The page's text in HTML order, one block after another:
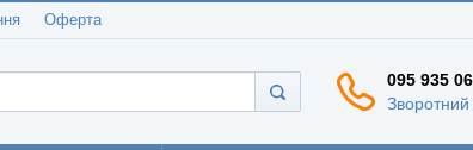
Оферта
095 935
Зворотний